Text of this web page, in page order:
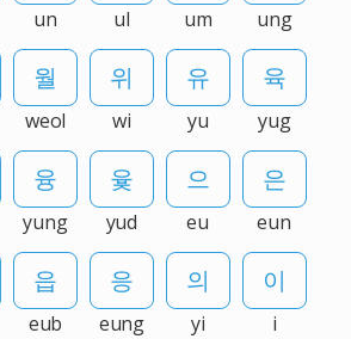
un ul um ung
weol wi yu yug
yung yud eu eun
eub eung yi i